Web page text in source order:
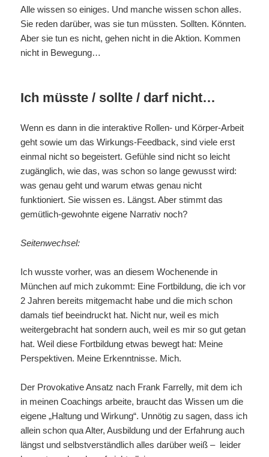
Alle wissen so einiges. Und manche wissen schon alles.
Sie reden darüber, was sie tun müssten. Sollten. Könnten.
Aber sie tun es nicht, gehen nicht in die Aktion. Kommen
nicht in Bewegung…
Ich müsste / sollte / darf nicht…
Wenn es dann in die interaktive Rollen- und Körper-Arbeit
geht sowie um das Wirkungs-Feedback, sind viele erst
einmal nicht so begeistert. Gefühle sind nicht so leicht
zugänglich, wie das, was schon so lange gewusst wird:
was genau geht und warum etwas genau nicht
funktioniert. Sie wissen es. Längst. Aber stimmt das
gemütlich-gewohnte eigene Narrativ noch?
Seitenwechsel:
Ich wusste vorher, was an diesem Wochenende in
München auf mich zukommt: Eine Fortbildung, die ich vor
2 Jahren bereits mitgemacht habe und die mich schon
damals tief beeindruckt hat. Nicht nur, weil es mich
weitergebracht hat sondern auch, weil es mir so gut getan
hat. Weil diese Fortbildung etwas bewegt hat: Meine
Perspektiven. Meine Erkenntnisse. Mich.
Der Provokative Ansatz nach Frank Farrelly, mit dem ich
in meinen Coachings arbeite, braucht das Wissen um die
eigene „Haltung und Wirkung“. Unnötig zu sagen, dass ich
allein schon qua Alter, Ausbildung und der Erfahrung auch
längst und selbstverständlich alles darüber weiß – leider